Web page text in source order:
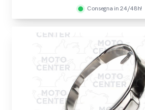
Consegna in 24/48h!